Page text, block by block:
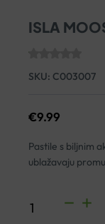
ISLA
SKU: C003007
€9.99
Pastile s biljnim
ublažavaju
ISLA